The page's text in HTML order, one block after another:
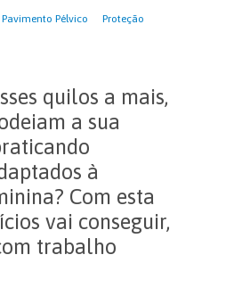
Pavimento Pélvico Proteção
quilos a mais,
a sua
à
Com esta
vai conseguir,
trabalho